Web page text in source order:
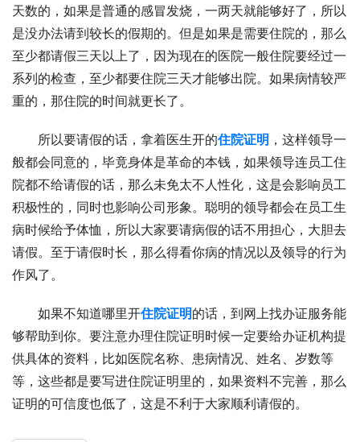
天数的，如果是普通的感冒发烧，一两天就能够好了，所以
是没办法请到较长的假期的。但是如果是需要住院的，那么
至少都请假三天以上了，因为现在的医院一般住院要经过一
系列的检查，至少都要住院三天才能够出院。如果病情较严
重的，那住院的时间就更长了。
所以要请假的话，拿着医生开的住院证明 ，这样领导一
般都会同意的，毕竟身体是革命的本钱，如果领导连员工住
院都不给请假的话，那么未免太不人性化，这是会影响员工
积极性的，同时也影响公司形象。聪明的领导都会在员工生
病时候给予体恤，所以大家要请病假的话不用担心，大胆去
请假。至于请假时长，那么得看你病的情况以及领导的行为
作风了。
如果不知道哪里开住院证明的话，到网上找办证服务能
够帮助到你。要注意办理住院证明时候一定要给办证机构提
供具体的资料，比如医院名称、患病情况、姓名、岁数等
等，这些都是要写进住院证明里的，如果资料不完善，那么
证明的可信度也低了，这是不利于大家顺利请假的。